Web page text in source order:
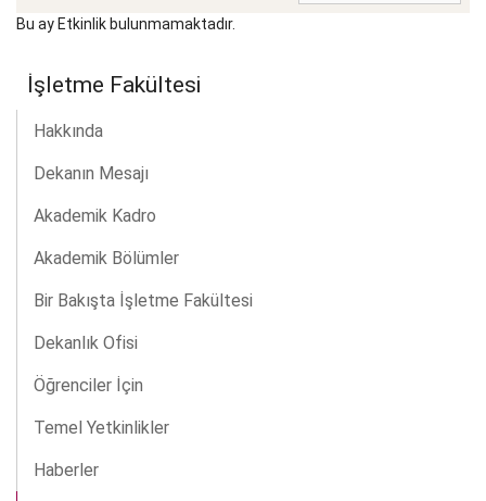
Bu ay Etkinlik bulunmamaktadır.
İşletme Fakültesi
Hakkında
Dekanın Mesajı
Akademik Kadro
Akademik Bölümler
Bir Bakışta İşletme Fakültesi
Dekanlık Ofisi
Öğrenciler İçin
Temel Yetkinlikler
Haberler